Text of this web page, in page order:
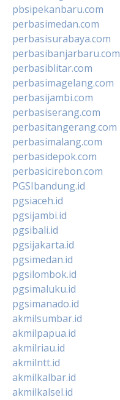
pbsipekanbaru.com
perbasimedan.com
perbasisurabaya.com
perbasibanjarbaru.com
perbasiblitar.com
perbasimagelang.com
perbasijambi.com
perbasiserang.com
perbasitangerang.com
perbasimalang.com
perbasidepok.com
perbasicirebon.com
PGSIbandung.id
pgsiaceh.id
pgsijambi.id
pgsibali.id
pgsijakarta.id
pgsimedan.id
pgsilombok.id
pgsimaluku.id
pgsimanado.id
akmilsumbar.id
akmilpapua.id
akmilriau.id
akmilntt.id
akmilkalbar.id
akmilkalsel.id